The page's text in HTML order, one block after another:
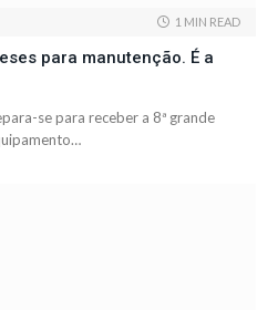
1 MIN READ
para manutenção. É a
se para receber a 8ª grande